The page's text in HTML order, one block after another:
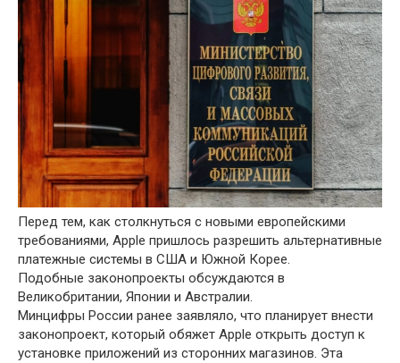
Перед тем, как столкнуться с новыми европейскими
требованиями, Apple пришлось разрешить альтернативные
платежные системы в США и Южной Корее.
Подобные законопроекты обсуждаются в
Великобритании, Японии и Австралии.
Минцифры России ранее заявляло, что планирует внести
законопроект, который обяжет Apple открыть доступ к
установке приложений из сторонних магазинов. Эта